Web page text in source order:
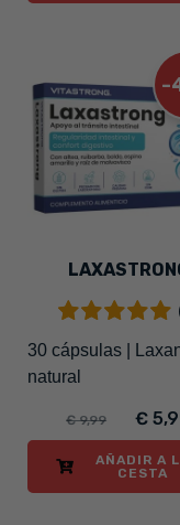
-
30 cápsulas |
natural
€ 9,99 €
AÑADIR A
CESTA